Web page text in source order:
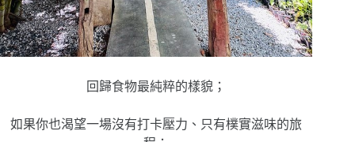
回歸食物最純粹的樣貌；
如果你也渴望一場沒有打卡壓力、只有樸實滋味的旅